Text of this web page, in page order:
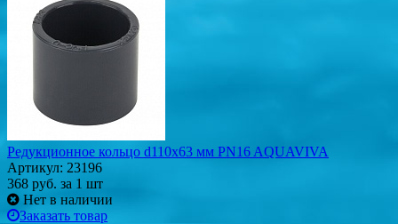
Редукционное кольцо d110x63 мм PN16 AQUAVIVA
Артикул: 23196
368 руб. за 1 шт
Нет в наличии
Заказать товар